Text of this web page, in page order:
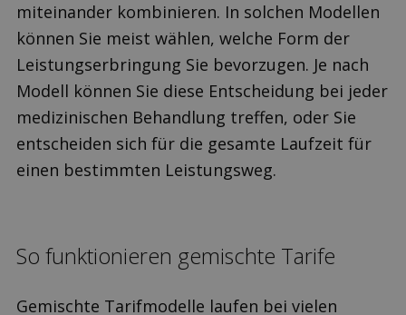
miteinander kombinieren. In solchen Modellen
können Sie meist wählen, welche Form der
Leistungserbringung Sie bevorzugen. Je nach
Modell können Sie diese Entscheidung bei jeder
medizinischen Behandlung treffen, oder Sie
entscheiden sich für die gesamte Laufzeit für
einen bestimmten Leistungsweg.
So funktionieren gemischte Tarife
Gemischte Tarifmodelle laufen bei vielen